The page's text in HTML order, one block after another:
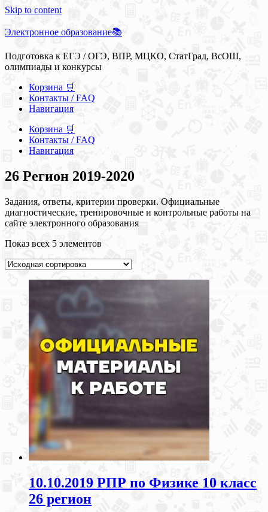
Skip to content
Электронное образование📚
Подготовка к ЕГЭ / ОГЭ, ВПР, МЦКО, СтатГрад, ВсОШ,
олимпиады и конкурсы
Корзина 🛒
Контакты / FAQ
Навигация
Корзина 🛒
Контакты / FAQ
Навигация
26 Регион 2019-2020
Задания, ответы, критерии проверки. Официальные
диагностические, тренировочные и контрольные работы на
сайте электронного образования
Показ всех 5 элементов
10.10.2019 РПР по Физике 10 класс
26 регион